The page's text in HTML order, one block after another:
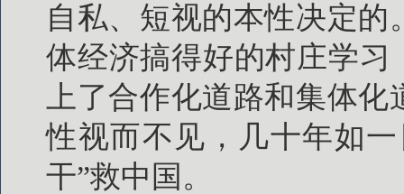
自私、短视的本性决定
体经济搞得好的村庄学习
上了合作化道路和集体
性视而不见，几十年如
干”救中国。